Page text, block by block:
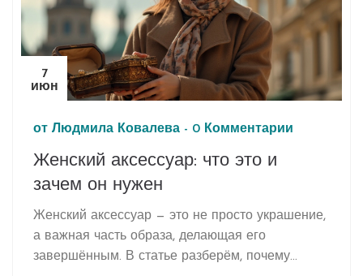
самом деле молодят пастельные и яркие цвета
— и как легко внедрить их в гардероб.
7
июн
от Людмила Ковалева - 0 Комментарии
Женский аксессуар: что это и
зачем он нужен
Женский аксессуар — это не просто украшение,
а важная часть образа, делающая его
завершённым. В статье разберём, почему